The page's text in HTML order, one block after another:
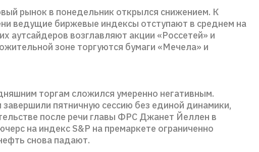
рынок в понедельник открылся снижением. К
ведущие биржевые индексы отступают в среднем на
аутсайдеров возглавляют акции «Россетей» и
зоне торгуются бумаги «Мечела» и
торгам сложился умеренно негативным.
пятничную сессию без единой динамики,
после речи главы ФРС Джанет Йеллен в
на индекс S&P на премаркете ограниченно
снова падают.